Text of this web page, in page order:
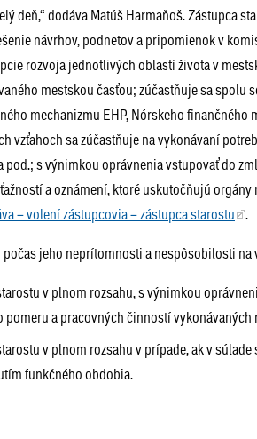
deň,“ dodáva Matúš Harmaňoš. Zástupca
návrhov, podnetov a pripomienok v
rozvoja jednotlivých oblastí života v
mestskou časťou; zúčastňuje sa
mechanizmu EHP, Nórskeho
vzťahoch sa zúčastňuje na vykonávaní
pod.; s výnimkou oprávnenia vstupovať do
a oznámení, ktoré uskutočňujú
– volení zástupcovia – zástupca starostu .
počas jeho neprítomnosti a nespôsobilosti na
v plnom rozsahu, s výnimkou
pomeru a pracovných činností
v plnom rozsahu v prípade, ak v
funkčného obdobia.